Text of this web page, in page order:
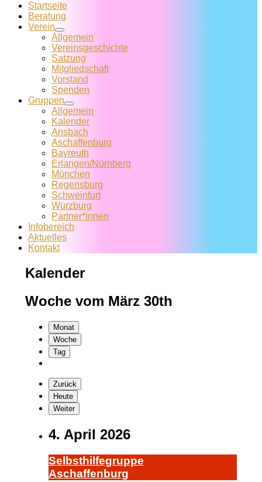
Startseite
Beratung
Verein
Allgemein
Vereins­geschichte
Satzung
Mitglied­schaft
Vorstand
Spenden
Gruppen
Allgemein
Kalender
Ansbach
Aschaffenburg
Bayreuth
Erlangen/Nürnberg
München
Regensburg
Schweinfurt
Würzburg
Partner*innen
Infobereich
Aktuelles
Kontakt
Kalender
Woche vom März 30th
Monat
Woche
Tag
Zurück
Heute
Weiter
4. April 2026
Selbst­hil­fe­grup­pe
A­schaf­fen­burg